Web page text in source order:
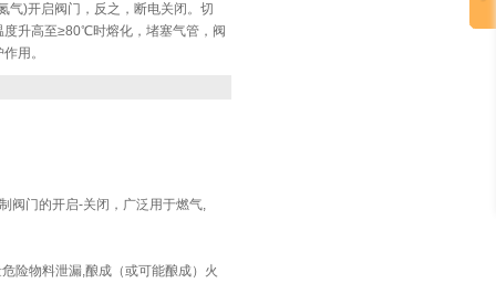
气)开启阀门，反之，断电关闭。切
度升高至≥80℃时熔化，堵塞气管，阀
用。
阀门的开启-关闭，广泛用于燃气,
险物料泄漏,酿成（或可能酿成）火